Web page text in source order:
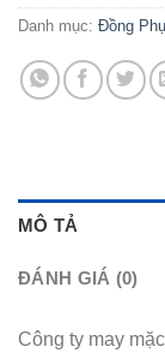
Danh mục: Đồng
MÔ TẢ
ĐÁNH GIÁ (0)
Công ty may